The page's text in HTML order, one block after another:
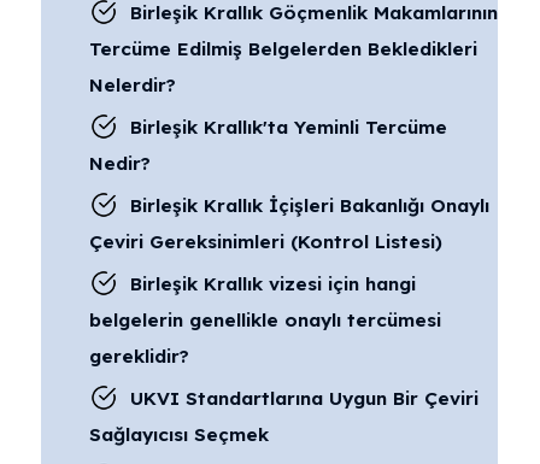
Birleşik Krallık Göçmenlik Makamlarının
Tercüme Edilmiş Belgelerden Bekledikleri
Nelerdir?
Birleşik Krallık'ta Yeminli Tercüme
Nedir?
Birleşik Krallık İçişleri Bakanlığı Onaylı
Çeviri Gereksinimleri (Kontrol Listesi)
Birleşik Krallık vizesi için hangi
belgelerin genellikle onaylı tercümesi
gereklidir?
UKVI Standartlarına Uygun Bir Çeviri
Sağlayıcısı Seçmek